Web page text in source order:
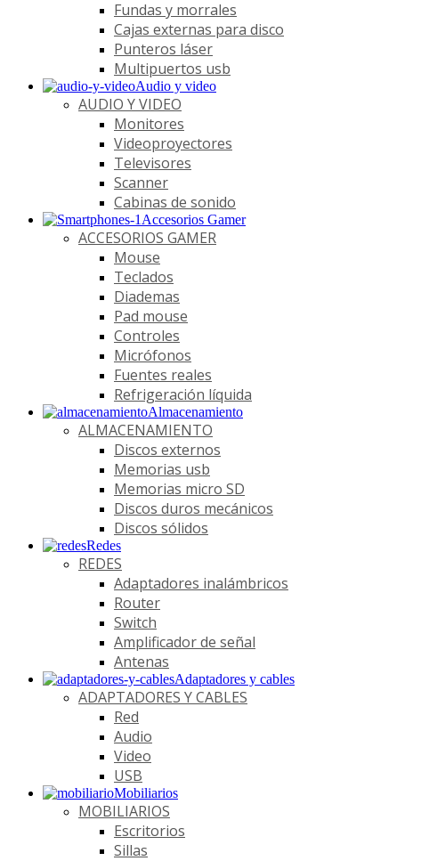
Fundas y morrales
Cajas externas para disco
Punteros láser
Multipuertos usb
Audio y video
AUDIO Y VIDEO
Monitores
Videoproyectores
Televisores
Scanner
Cabinas de sonido
Accesorios Gamer
ACCESORIOS GAMER
Mouse
Teclados
Diademas
Pad mouse
Controles
Micrófonos
Fuentes reales
Refrigeración líquida
Almacenamiento
ALMACENAMIENTO
Discos externos
Memorias usb
Memorias micro SD
Discos duros mecánicos
Discos sólidos
Redes
REDES
Adaptadores inalámbricos
Router
Switch
Amplificador de señal
Antenas
Adaptadores y cables
ADAPTADORES Y CABLES
Red
Audio
Video
USB
Mobiliarios
MOBILIARIOS
Escritorios
Sillas